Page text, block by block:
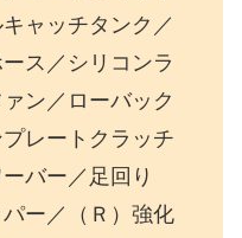
ャッチタンク／
ス／シリコンラ
ン／ローバック
レートクラッチ
バー／足回り
パー／（Ｒ）強化